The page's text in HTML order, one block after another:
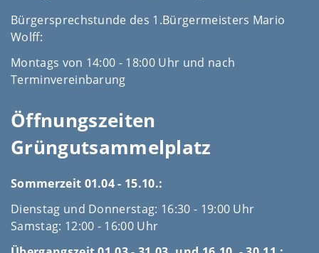
Bürgersprechstunde des 1.Bürgermeisters Mario
Wolff:
Montags von 14:00 - 18:00 Uhr und nach
Terminvereinbarung
Öffnungszeiten
Grüngutsammelplatz
Sommerzeit 01.04 - 15.10.:
Dienstag und Donnerstag: 16:30 - 19:00 Uhr
Samstag: 12:00 - 16:00 Uhr